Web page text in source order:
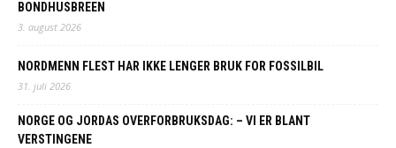
BONDHUSBREEN
3. august 2026
NORDMENN FLEST HAR IKKE LENGER BRUK FOR FOSSILBIL
31. juli 2026
NORGE OG JORDAS OVERFORBRUKSDAG: – VI ER BLANT
VERSTINGENE